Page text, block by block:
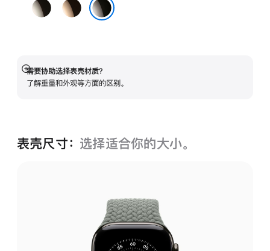
原
色
金
色
需要协助选择表壳材质？
了解重量和外观等方面的区别。
展
开
表壳尺寸： 选择适合你的大小。